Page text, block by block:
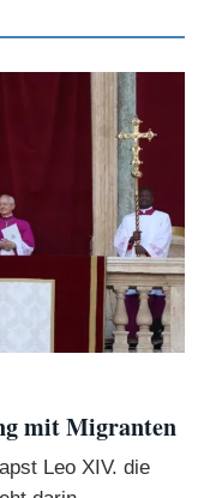
mit Migranten
Leo XIV. die